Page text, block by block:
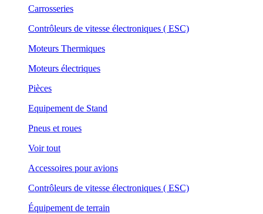
Carrosseries
Contrôleurs de vitesse électroniques ( ESC)
Moteurs Thermiques
Moteurs électriques
Pièces
Equipement de Stand
Pneus et roues
Voir tout
Accessoires pour avions
Contrôleurs de vitesse électroniques ( ESC)
Équipement de terrain